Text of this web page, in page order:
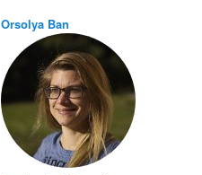
Orsolya Ban